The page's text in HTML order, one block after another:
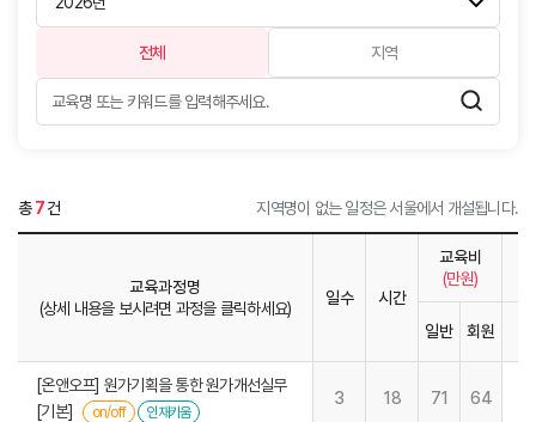
전체 지역
총7건 지역명이 없는 일정은 서울에서 개설됩니다.
교육과정명
(상세 내용을 보시려면 과정을 클릭하세요)
일수 시간
교육비
(만원)
일반 회원
[온앤오프] 원가기획을 통한 원가개선실무
[기본]
on/off 인재키움
3 18 71 64